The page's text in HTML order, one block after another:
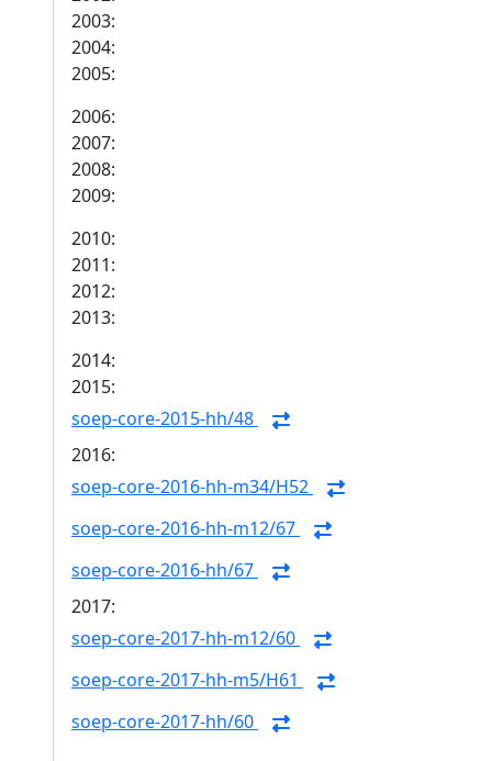
2003:
2004:
2005:
2006:
2007:
2008:
2009:
2010:
2011:
2012:
2013:
2014:
2015:
soep-core-2015-hh/48
2016:
soep-core-2016-hh-m34/H52
soep-core-2016-hh-m12/67
soep-core-2016-hh/67
2017:
soep-core-2017-hh-m12/60
soep-core-2017-hh-m5/H61
soep-core-2017-hh/60